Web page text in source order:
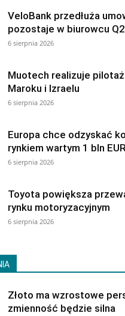
VeloBank przedłuża
pozostaje w biurowcu
6 sierpnia 2026
Muotech realizuje
Maroku i Izraelu
6 sierpnia 2026
Europa chce odzyskać
rynkiem wartym 1 bln EUR
6 sierpnia 2026
Toyota powiększa
rynku motoryzacyjnym
6 sierpnia 2026
Złoto ma wzrostowe
zmienność będzie silna